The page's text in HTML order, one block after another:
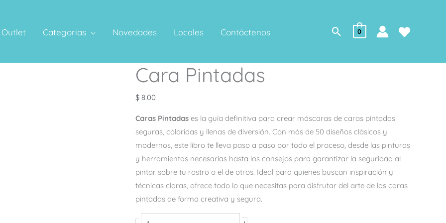
Outlet Categorias Novedades Locales Contáctenos Buscar
0
Cara Pintadas
$ 8.00
Caras Pintadas es la guía definitiva para crear máscaras de caras pintadas
seguras, coloridas y llenas de diversión. Con más de 50 diseños clásicos y
modernos, este libro te lleva paso a paso por todo el proceso, desde las pinturas
y herramientas necesarias hasta los consejos para garantizar la seguridad al
pintar sobre tu rostro o el de otros. Ideal para quienes buscan inspiración y
técnicas claras, ofrece todo lo que necesitas para disfrutar del arte de las caras
pintadas de forma creativa y segura.
Cara
Pintadas
cantidad